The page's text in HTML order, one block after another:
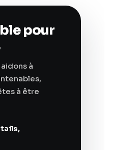
pour
à
à être